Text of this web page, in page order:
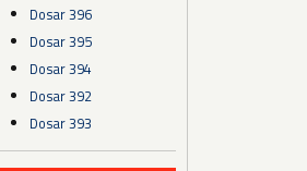
Dosar 396
Dosar 395
Dosar 394
Dosar 392
Dosar 393